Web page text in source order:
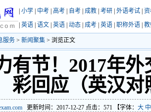
小学 中考 高考 自考 成教 考研 外语考试
英语 语文 英语 动态 成考 英语 职称外语
服务 > 新闻聚集 > 浏览正文
有节！2017年
彩回应（英汉对
更新时间：2017-12-27 点击： 571 【字体： 大 中